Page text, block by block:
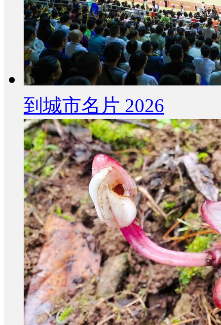
到城市名片 2026